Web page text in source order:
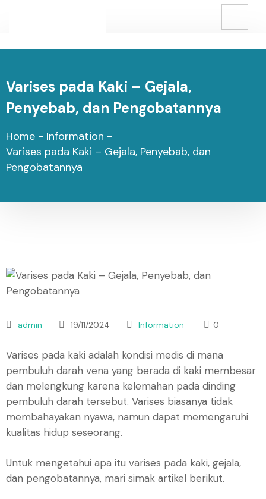
Varises pada Kaki – Gejala,
Penyebab, dan Pengobatannya
Home - Information -
Varises pada Kaki – Gejala, Penyebab, dan
Pengobatannya
admin 19/11/2024 Information 0
Varises pada kaki adalah kondisi medis di mana
pembuluh darah vena yang berada di kaki membesar
dan melengkung karena kelemahan pada dinding
pembuluh darah tersebut. Varises biasanya tidak
membahayakan nyawa, namun dapat memengaruhi
kualitas hidup seseorang.
Untuk mengetahui apa itu varises pada kaki, gejala,
dan pengobatannya, mari simak artikel berikut.